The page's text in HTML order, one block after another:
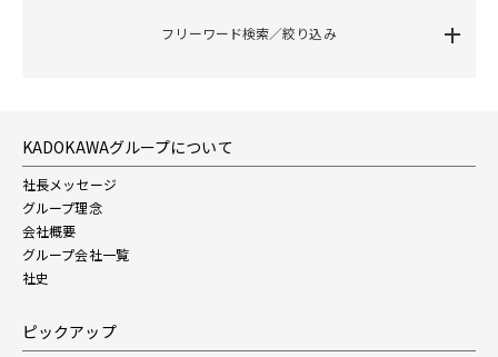
フリーワード検索／絞り込み
KADOKAWAグループについて
社長メッセージ
グループ理念
会社概要
グループ会社一覧
社史
ピックアップ